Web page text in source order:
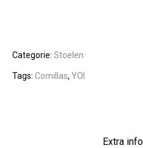
Categorie: Stoelen
Tags: Comillas, YOI
Extra